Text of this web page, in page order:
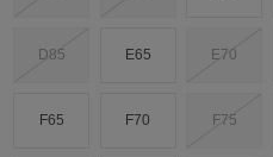
D85 E65 E70
F65 F70 F75